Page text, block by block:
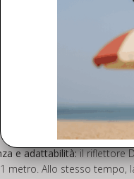
la serie Matrice 4
essere rilevati
complessi:gli ampi
prestazioni superiori in
e adattabilità:il riflettore
metro. Allo stesso